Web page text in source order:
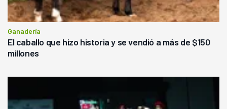
Ganadería
El caballo que hizo historia y se vendió a más de $150
millones